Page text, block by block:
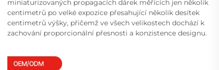
miniaturizovaných propagacích dárek měřících jen několik
centimetrů po velké expozice přesahující několik desítek
centimetrů výšky, přičemž ve všech velikostech dochází k
zachování proporcionální přesnosti a konzistence designu.